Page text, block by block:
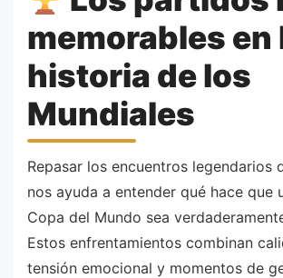
memorables en
historia de los
Mundiales
Repasar los encuentros legendarios
nos ayuda a entender qué hace que
Copa del Mundo sea
Estos enfrentamientos combinan
tensión emocional y momentos de